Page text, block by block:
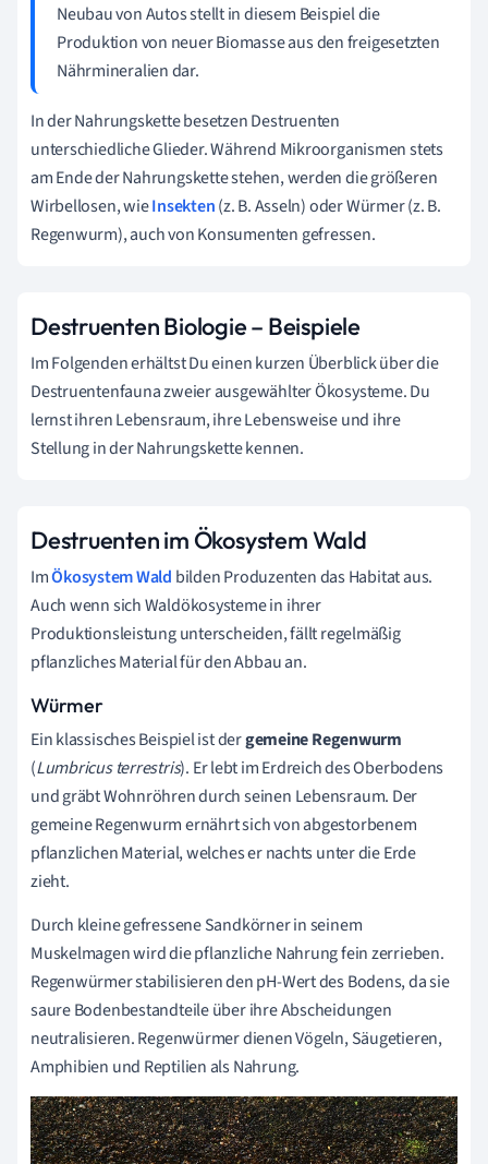
Neubau von Autos stellt in diesem Beispiel die
Produktion von neuer Biomasse aus den freigesetzten
Nährmineralien dar.
In der Nahrungskette besetzen Destruenten
unterschiedliche Glieder. Während Mikroorganismen stets
am Ende der Nahrungskette stehen, werden die größeren
Wirbellosen, wieInsekten(z. B. Asseln) oder Würmer (z. B.
Regenwurm), auch von Konsumenten gefressen.
Destruenten Biologie – Beispiele
Im Folgenden erhältst Du einen kurzen Überblick über die
Destruentenfauna zweier ausgewählter Ökosysteme. Du
lernst ihren Lebensraum, ihre Lebensweise und ihre
Stellung in der Nahrungskette kennen.
Destruenten im Ökosystem Wald
ImÖkosystem Wald bilden Produzenten das Habitat aus.
Auch wenn sich Waldökosysteme in ihrer
Produktionsleistung unterscheiden, fällt regelmäßig
pflanzliches Material für den Abbau an.
Würmer
Ein klassisches Beispiel ist dergemeineRegenwurm
(Lumbricus terrestris). Er lebt im Erdreich des Oberbodens
und gräbt Wohnröhren durch seinen Lebensraum. Der
gemeine Regenwurm ernährt sich von abgestorbenem
pflanzlichen Material, welches er nachts unter die Erde
zieht.
Durch kleine gefressene Sandkörner in seinem
Muskelmagen wird die pflanzliche Nahrung fein zerrieben.
Regenwürmer stabilisieren den pH-Wert des Bodens, da sie
saure Bodenbestandteile über ihre Abscheidungen
neutralisieren. Regenwürmer dienen Vögeln, Säugetieren,
Amphibien und Reptilien als Nahrung.